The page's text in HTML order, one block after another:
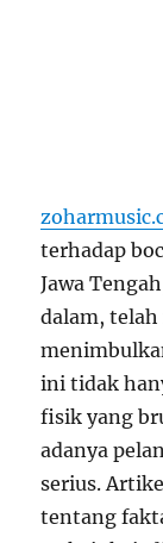
terhadap
Jawa
dalam,
ini tidak
fisik yang
adanya
serius.
tentang